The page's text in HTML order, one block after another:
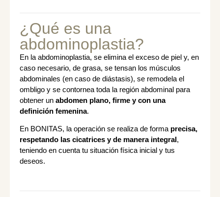
¿Qué es una
abdominoplastia?
En la abdominoplastia, se elimina el exceso de piel y, en
caso necesario, de grasa, se tensan los músculos
abdominales (en caso de diástasis), se remodela el
ombligo y se contornea toda la región abdominal para
obtener un abdomen plano, firme y con una
definición femenina.
En BONITAS, la operación se realiza de forma precisa,
respetando las cicatrices y de manera integral,
teniendo en cuenta tu situación física inicial y tus
deseos.